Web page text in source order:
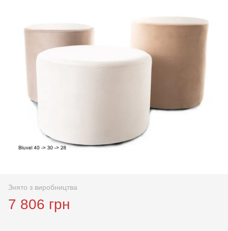
Знято з виробництва
7 806 грн